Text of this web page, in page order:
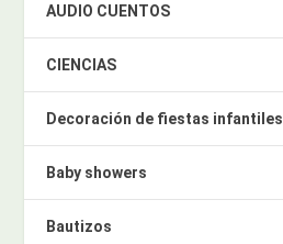
AUDIO CUENTOS
CIENCIAS
Decoración de fiestas infantiles
Baby showers
Bautizos